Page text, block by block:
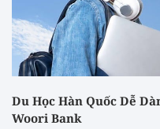
Du Học Hàn Quốc Dễ
Woori Bank